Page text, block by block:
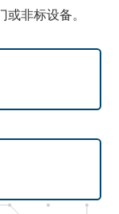
非标设备。